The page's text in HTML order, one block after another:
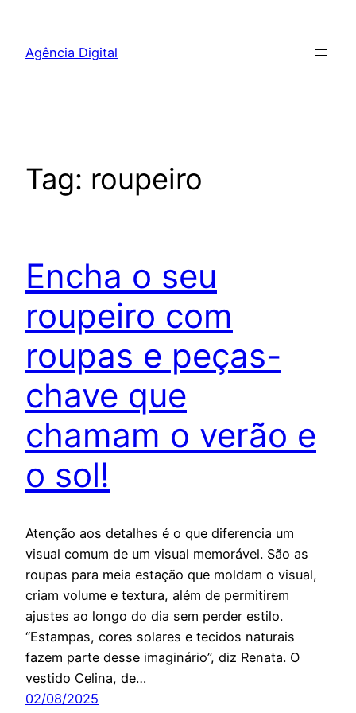
Agência Digital
Tag: roupeiro
Encha o seu
roupeiro com
roupas e peças-
chave que
chamam o verão e
o sol!
Atenção aos detalhes é o que diferencia um
visual comum de um visual memorável. São as
roupas para meia estação que moldam o visual,
criam volume e textura, além de permitirem
ajustes ao longo do dia sem perder estilo.
“Estampas, cores solares e tecidos naturais
fazem parte desse imaginário”, diz Renata. O
vestido Celina, de…
02/08/2025